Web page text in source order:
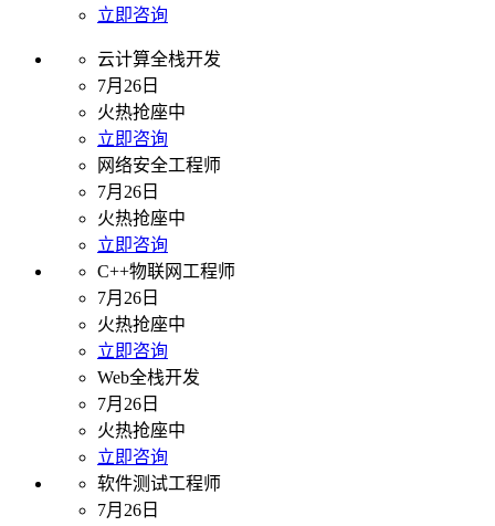
立即咨询
云计算全栈开发
7月26日
火热抢座中
立即咨询
网络安全工程师
7月26日
火热抢座中
立即咨询
C++物联网工程师
7月26日
火热抢座中
立即咨询
Web全栈开发
7月26日
火热抢座中
立即咨询
软件测试工程师
7月26日